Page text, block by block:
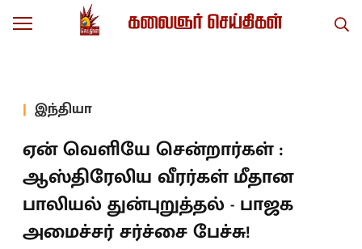
இந்தியா
ஏன் வெளியே சென்றார்கள் :
ஆஸ்திரேலிய வீரர்கள் மீதான
பாலியல் துன்புறுத்தல் - பாஜக
அமைச்சர் சர்ச்சை பேச்சு!